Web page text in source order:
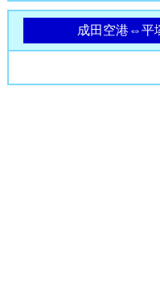
ン
成田空港⇔平